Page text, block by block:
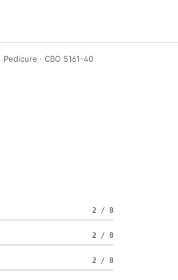
Pedicure · CBO 5161-40
2 / 8
2 / 8
2 / 8